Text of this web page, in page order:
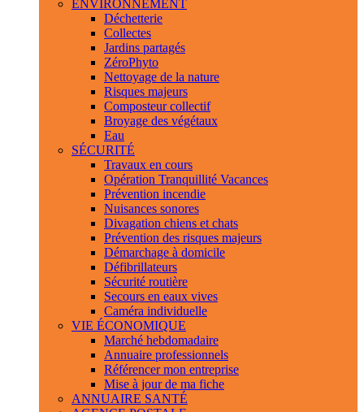
ENVIRONNEMENT
Déchetterie
Collectes
Jardins partagés
ZéroPhyto
Nettoyage de la nature
Risques majeurs
Composteur collectif
Broyage des végétaux
Eau
SÉCURITÉ
Travaux en cours
Opération Tranquillité Vacances
Prévention incendie
Nuisances sonores
Divagation chiens et chats
Prévention des risques majeurs
Démarchage à domicile
Défibrillateurs
Sécurité routière
Secours en eaux vives
Caméra individuelle
VIE ÉCONOMIQUE
Marché hebdomadaire
Annuaire professionnels
Référencer mon entreprise
Mise à jour de ma fiche
ANNUAIRE SANTÉ